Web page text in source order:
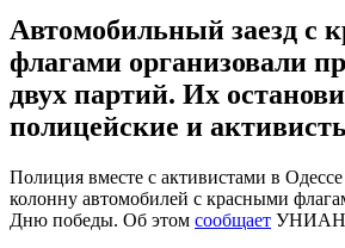
Автомобильный заезд с
флагами организовали
двух партий. Их
полицейские и
Полиция вместе с активистами в
колонну автомобилей с красными
Дню победы. Об этом сообщает УНИАН